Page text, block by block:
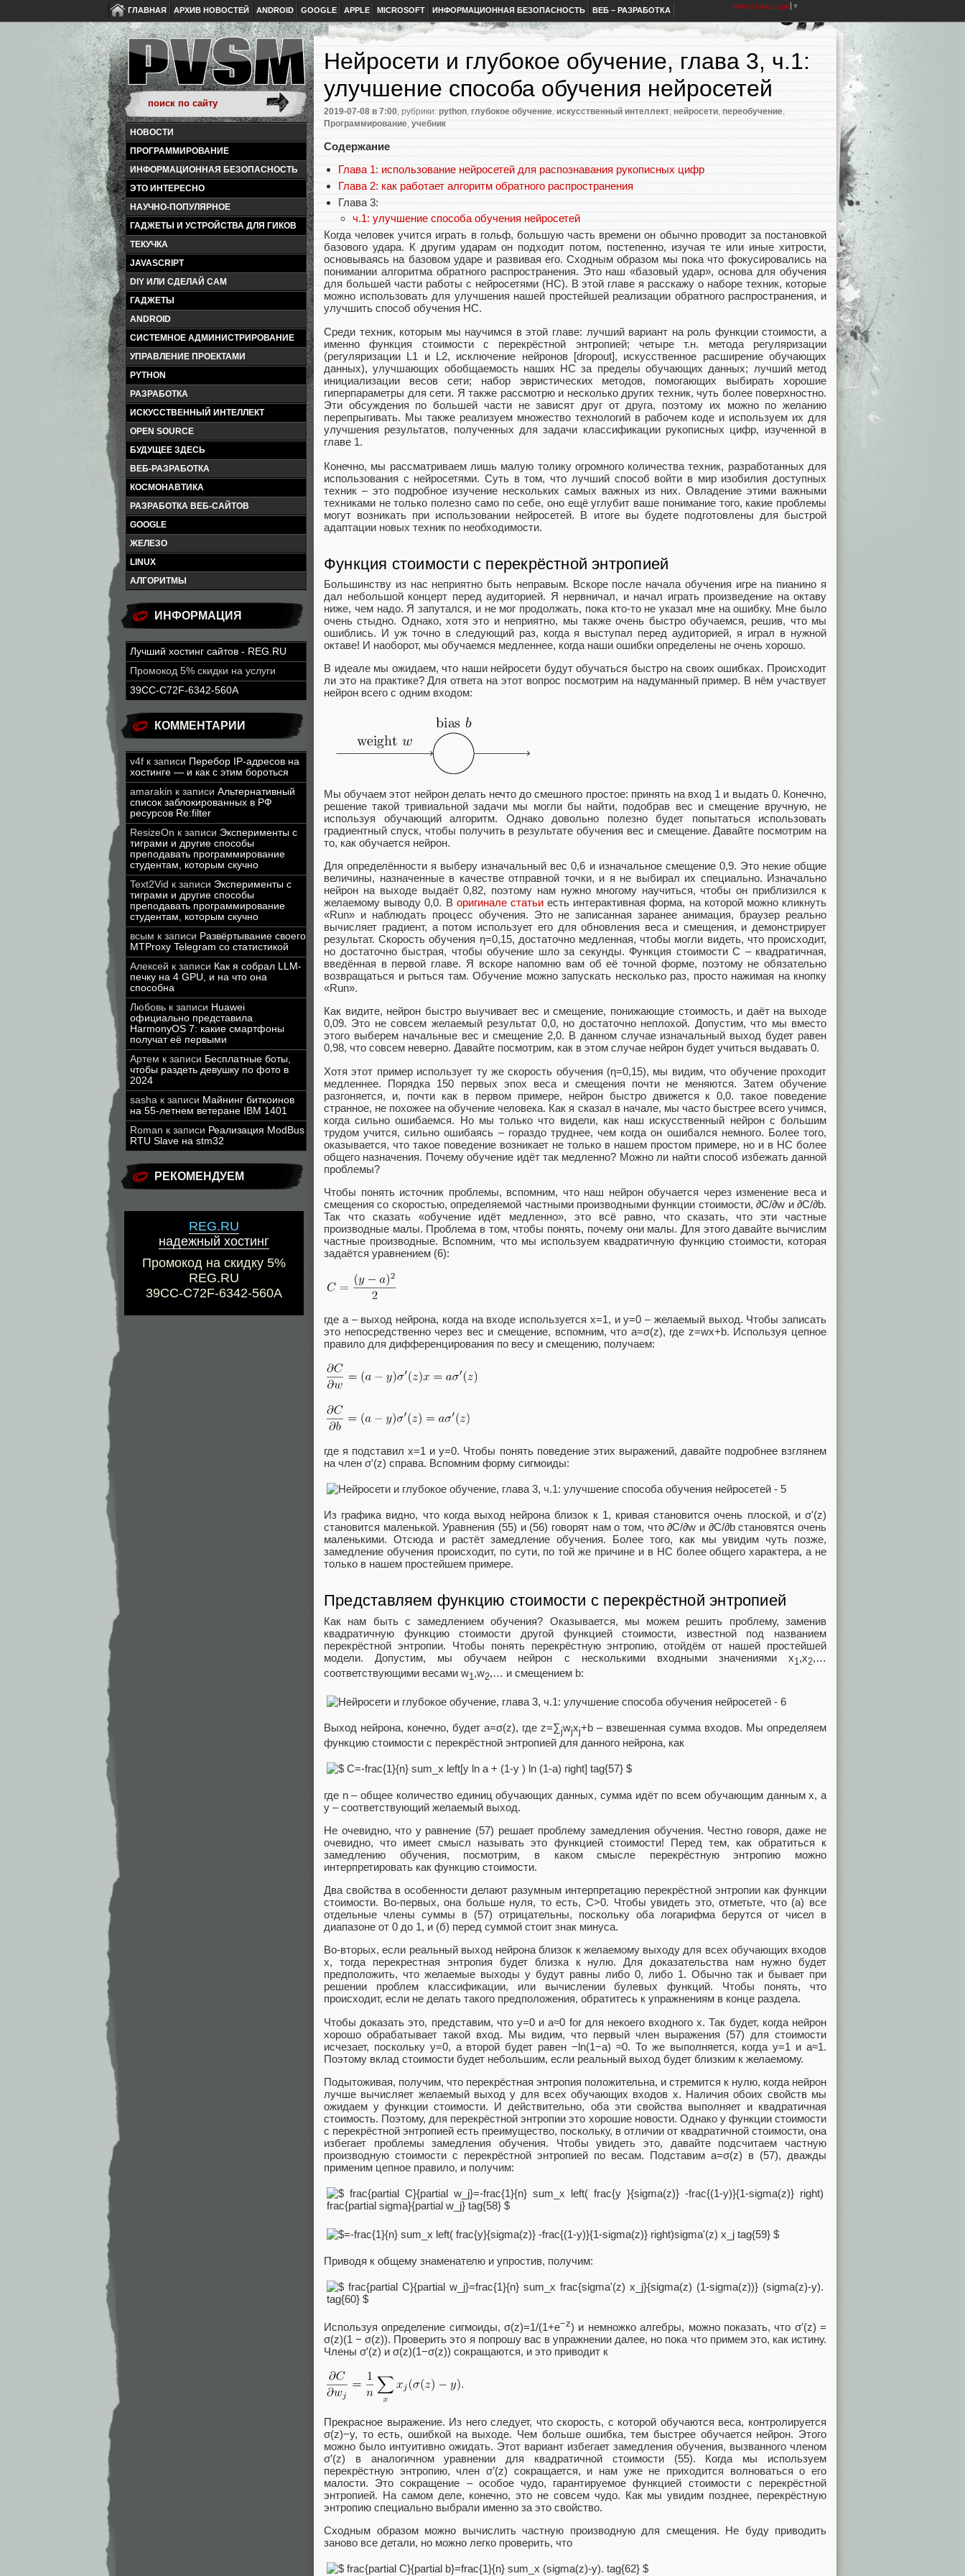
ГЛАВНАЯ АРХИВ НОВОСТЕЙ ANDROID GOOGLE APPLE MICROSOFT ИНФОРМАЦИОННАЯ БЕЗОПАСНОСТЬ ВЕБ – РАЗРАБОТКА Select Language ▼
НОВОСТИ
ПРОГРАММИРОВАНИЕ
ИНФОРМАЦИОННАЯ БЕЗОПАСНОСТЬ
ЭТО ИНТЕРЕСНО
НАУЧНО-ПОПУЛЯРНОЕ
ГАДЖЕТЫ И УСТРОЙСТВА ДЛЯ ГИКОВ
ТЕКУЧКА
JAVASCRIPT
DIY ИЛИ СДЕЛАЙ САМ
ГАДЖЕТЫ
ANDROID
СИСТЕМНОЕ АДМИНИСТРИРОВАНИЕ
УПРАВЛЕНИЕ ПРОЕКТАМИ
PYTHON
РАЗРАБОТКА
ИСКУССТВЕННЫЙ ИНТЕЛЛЕКТ
OPEN SOURCE
БУДУЩЕЕ ЗДЕСЬ
ВЕБ-РАЗРАБОТКА
КОСМОНАВТИКА
РАЗРАБОТКА ВЕБ-САЙТОВ
GOOGLE
ЖЕЛЕЗО
LINUX
АЛГОРИТМЫ
ИНФОРМАЦИЯ
Лучший хостинг сайтов - REG.RU
Промокод 5% скидки на услуги
39CC-C72F-6342-560A
КОММЕНТАРИИ
v4f к записи Перебор IP-адресов на
хостинге — и как с этим бороться
amarakin к записи Альтернативный
список заблокированных в РФ
ресурсов Re:filter
ResizeOn к записи Эксперименты с
тиграми и другие способы
преподавать программирование
студентам, которым скучно
Text2Vid к записи Эксперименты с
тиграми и другие способы
преподавать программирование
студентам, которым скучно
всым к записи Развёртывание своего
MTProxy Telegram со статистикой
Алексей к записи Как я собрал LLM-
печку на 4 GPU, и на что она
способна
Любовь к записи Huawei
официально представила
HarmonyOS 7: какие смартфоны
получат её первыми
Артем к записи Бесплатные боты,
чтобы раздеть девушку по фото в
2024
sasha к записи Майнинг биткоинов
на 55-летнем ветеране IBM 1401
Roman к записи Реализация ModBus
RTU Slave на stm32
РЕКОМЕНДУЕМ
REG.RU
надежный хостинг
Промокод на скидку 5%
REG.RU
39CC-C72F-6342-560A
Нейросети и глубокое обучение, глава 3, ч.1:
улучшение способа обучения нейросетей
2019-07-08 в 7:00, рубрики: python, глубокое обучение, искусственный интеллект, нейросети, переобучение,
Программирование, учебник
Содержание
Глава 1: использование нейросетей для распознавания рукописных цифр
Глава 2: как работает алгоритм обратного распространения
Глава 3:
ч.1: улучшение способа обучения нейросетей
Когда человек учится играть в гольф, большую часть времени он обычно проводит за постановкой
базового удара. К другим ударам он подходит потом, постепенно, изучая те или иные хитрости,
основываясь на базовом ударе и развивая его. Сходным образом мы пока что фокусировались на
понимании алгоритма обратного распространения. Это наш «базовый удар», основа для обучения
для большей части работы с нейросетями (НС). В этой главе я расскажу о наборе техник, которые
можно использовать для улучшения нашей простейшей реализации обратного распространения, и
улучшить способ обучения НС.
Среди техник, которым мы научимся в этой главе: лучший вариант на роль функции стоимости, а
именно функция стоимости с перекрёстной энтропией; четыре т.н. метода регуляризации
(регуляризации L1 и L2, исключение нейронов [dropout], искусственное расширение обучающих
данных), улучшающих обобщаемость наших НС за пределы обучающих данных; лучший метод
инициализации весов сети; набор эвристических методов, помогающих выбирать хорошие
гиперпараметры для сети. Я также рассмотрю и несколько других техник, чуть более поверхностно.
Эти обсуждения по большей части не зависят друг от друга, поэтому их можно по желанию
перепрыгивать. Мы также реализуем множество технологий в рабочем коде и используем их для
улучшения результатов, полученных для задачи классификации рукописных цифр, изученной в
главе 1.
Конечно, мы рассматриваем лишь малую толику огромного количества техник, разработанных для
использования с нейросетями. Суть в том, что лучший способ войти в мир изобилия доступных
техник – это подробное изучение нескольких самых важных из них. Овладение этими важными
техниками не только полезно само по себе, оно ещё углубит ваше понимание того, какие проблемы
могут возникать при использовании нейросетей. В итоге вы будете подготовлены для быстрой
адаптации новых техник по необходимости.
Функция стоимости с перекрёстной энтропией
Большинству из нас неприятно быть неправым. Вскоре после начала обучения игре на пианино я
дал небольшой концерт перед аудиторией. Я нервничал, и начал играть произведение на октаву
ниже, чем надо. Я запутался, и не мог продолжать, пока кто-то не указал мне на ошибку. Мне было
очень стыдно. Однако, хотя это и неприятно, мы также очень быстро обучаемся, решив, что мы
ошиблись. И уж точно в следующий раз, когда я выступал перед аудиторией, я играл в нужной
октаве! И наоборот, мы обучаемся медленнее, когда наши ошибки определены не очень хорошо.
В идеале мы ожидаем, что наши нейросети будут обучаться быстро на своих ошибках. Происходит
ли это на практике? Для ответа на этот вопрос посмотрим на надуманный пример. В нём участвует
нейрон всего с одним входом:
Мы обучаем этот нейрон делать нечто до смешного простое: принять на вход 1 и выдать 0. Конечно,
решение такой тривиальной задачи мы могли бы найти, подобрав вес и смещение вручную, не
используя обучающий алгоритм. Однако довольно полезно будет попытаться использовать
градиентный спуск, чтобы получить в результате обучения вес и смещение. Давайте посмотрим на
то, как обучается нейрон.
Для определённости я выберу изначальный вес 0,6 и изначальное смещение 0,9. Это некие общие
величины, назначенные в качестве отправной точки, и я не выбирал их специально. Изначально
нейрон на выходе выдаёт 0,82, поэтому нам нужно многому научиться, чтобы он приблизился к
желаемому выводу 0,0. В оригинале статьиесть интерактивная форма, на которой можно кликнуть
«Run» и наблюдать процесс обучения. Это не записанная заранее анимация, браузер реально
вычисляет градиент, а потом использует его для обновления веса и смещения, и демонстрирует
результат. Скорость обучения η=0,15, достаточно медленная, чтобы могли видеть, что происходит,
но достаточно быстрая, чтобы обучение шло за секунды. Функция стоимости С – квадратичная,
введённая в первой главе. Я вскоре напомню вам об её точной форме, поэтому не обязательно
возвращаться и рыться там. Обучение можно запускать несколько раз, просто нажимая на кнопку
«Run».
Как видите, нейрон быстро выучивает вес и смещение, понижающие стоимость, и даёт на выходе
0,09. Это не совсем желаемый результат 0,0, но достаточно неплохой. Допустим, что мы вместо
этого выберем начальные вес и смещение 2,0. В данном случае изначальный выход будет равен
0,98, что совсем неверно. Давайте посмотрим, как в этом случае нейрон будет учиться выдавать 0.
Хотя этот пример использует ту же скорость обучения (η=0,15), мы видим, что обучение проходит
медленнее. Порядка 150 первых эпох веса и смещения почти не меняются. Затем обучение
разгоняется, и, почти как в первом примере, нейрон быстро движется к 0,0. такое поведение
странное, не похожее на обучение человека. Как я сказал в начале, мы часто быстрее всего учимся,
когда сильно ошибаемся. Но мы только что видели, как наш искусственный нейрон с большим
трудом учится, сильно ошибаясь – гораздо труднее, чем когда он ошибался немного. Более того,
оказывается, что такое поведение возникает не только в нашем простом примере, но и в НС более
общего назначения. Почему обучение идёт так медленно? Можно ли найти способ избежать данной
проблемы?
Чтобы понять источник проблемы, вспомним, что наш нейрон обучается через изменение веса и
смещения со скоростью, определяемой частными производными функции стоимости, ∂C/∂w и ∂C/∂b.
Так что сказать «обучение идёт медленно», это всё равно, что сказать, что эти частные
производные малы. Проблема в том, чтобы понять, почему они малы. Для этого давайте вычислим
частные производные. Вспомним, что мы используем квадратичную функцию стоимости, которая
задаётся уравнением (6):
где a – выход нейрона, когда на входе используется x=1, и y=0 – желаемый выход. Чтобы записать
это непосредственно через вес и смещение, вспомним, что a=σ(z), где z=wx+b. Используя цепное
правило для дифференцирования по весу и смещению, получаем:
где я подставил x=1 и y=0. Чтобы понять поведение этих выражений, давайте подробнее взглянем
на член σ'(z) справа. Вспомним форму сигмоиды:
Из графика видно, что когда выход нейрона близок к 1, кривая становится очень плоской, и σ'(z)
становится маленькой. Уравнения (55) и (56) говорят нам о том, что ∂C/∂w и ∂C/∂b становятся очень
маленькими. Отсюда и растёт замедление обучения. Более того, как мы увидим чуть позже,
замедление обучения происходит, по сути, по той же причине и в НС более общего характера, а не
только в нашем простейшем примере.
Представляем функцию стоимости с перекрёстной энтропией
Как нам быть с замедлением обучения? Оказывается, мы можем решить проблему, заменив
квадратичную функцию стоимости другой функцией стоимости, известной под названием
перекрёстной энтропии. Чтобы понять перекрёстную энтропию, отойдём от нашей простейшей
модели. Допустим, мы обучаем нейрон с несколькими входными значениями x1 ,x2,…
соответствующими весами w1 ,w2,… и смещением b:
Выход нейрона, конечно, будет a=σ(z), где z=∑jwjxj+b – взвешенная сумма входов. Мы определяем
функцию стоимости с перекрёстной энтропией для данного нейрона, как
где n – общее количество единиц обучающих данных, сумма идёт по всем обучающим данным x, а
y – соответствующий желаемый выход.
Не очевидно, что у равнение (57) решает проблему замедления обучения. Честно говоря, даже не
очевидно, что имеет смысл называть это функцией стоимости! Перед тем, как обратиться к
замедлению обучения, посмотрим, в каком смысле перекрёстную энтропию можно
интерпретировать как функцию стоимости.
Два свойства в особенности делают разумным интерпретацию перекрёстной энтропии как функции
стоимости. Во-первых, она больше нуля, то есть, C>0. Чтобы увидеть это, отметьте, что (а) все
отдельные члены суммы в (57) отрицательны, поскольку оба логарифма берутся от чисел в
диапазоне от 0 до 1, и (б) перед суммой стоит знак минуса.
Во-вторых, если реальный выход нейрона близок к желаемому выходу для всех обучающих входов
x, тогда перекрестная энтропия будет близка к нулю. Для доказательства нам нужно будет
предположить, что желаемые выходы y будут равны либо 0, либо 1. Обычно так и бывает при
решении проблем классификации, или вычислении булевых функций. Чтобы понять, что
происходит, если не делать такого предположения, обратитесь к упражнениям в конце раздела.
Чтобы доказать это, представим, что y=0 и a≈0 for для некоего входного x. Так будет, когда нейрон
хорошо обрабатывает такой вход. Мы видим, что первый член выражения (57) для стоимости
исчезает, поскольку y=0, а второй будет равен −ln(1−a) ≈0. То же выполняется, когда y=1 и a≈1.
Поэтому вклад стоимости будет небольшим, если реальный выход будет близким к желаемому.
Подытоживая, получим, что перекрёстная энтропия положительна, и стремится к нулю, когда нейрон
лучше вычисляет желаемый выход y для всех обучающих входов x. Наличия обоих свойств мы
ожидаем у функции стоимости. И действительно, оба эти свойства выполняет и квадратичная
стоимость. Поэтому, для перекрёстной энтропии это хорошие новости. Однако у функции стоимости
с перекрёстной энтропией есть преимущество, поскольку, в отличии от квадратичной стоимости, она
избегает проблемы замедления обучения. Чтобы увидеть это, давайте подсчитаем частную
производную стоимости с перекрёстной энтропией по весам. Подставим a=σ(z) в (57), дважды
применим цепное правило, и получим:
Приводя к общему знаменателю и упростив, получим:
Используя определение сигмоиды, σ(z)=1/(1+e−z) и немножко алгебры, можно показать, что σ′(z) =
σ(z)(1 − σ(z)). Проверить это я попрошу вас в упражнении далее, но пока что примем это, как истину.
Члены σ′(z) и σ(z)(1−σ(z)) сокращаются, и это приводит к
Прекрасное выражение. Из него следует, что скорость, с которой обучаются веса, контролируется
σ(z)−y, то есть, ошибкой на выходе. Чем больше ошибка, тем быстрее обучается нейрон. Этого
можно было интуитивно ожидать. Этот вариант избегает замедления обучения, вызванного членом
σ’(z) в аналогичном уравнении для квадратичной стоимости (55). Когда мы используем
перекрёстную энтропию, член σ’(z) сокращается, и нам уже не приходится волноваться о его
малости. Это сокращение – особое чудо, гарантируемое функцией стоимости с перекрёстной
энтропией. На самом деле, конечно, это не совсем чудо. Как мы увидим позднее, перекрёстную
энтропию специально выбрали именно за это свойство.
Сходным образом можно вычислить частную производную для смещения. Не буду приводить
заново все детали, но можно легко проверить, что